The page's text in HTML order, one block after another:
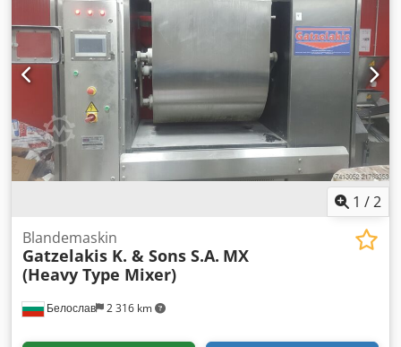
1 /2
Белослав 2 316 km
Blandemaskin
Gatzelakis K. & Sons S.A. MX
(Heavy Type Mixer)